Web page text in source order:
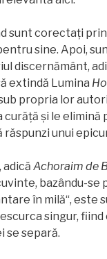
sunt corectaţi
sine. Apoi,
discernământ,
extindă Lumina
propria lor
curăţă şi le
unui
adică Achoraim de
bazându-se
în milă“,
singur,
se separă.